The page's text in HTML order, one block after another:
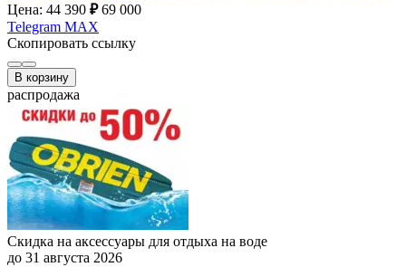
Цена: 44 390 ₽ 69 000
Telegram MAX
Скопировать ссылку
В корзину
распродажа
Скидка на аксессуары для отдыха на воде
до 31 августа 2026